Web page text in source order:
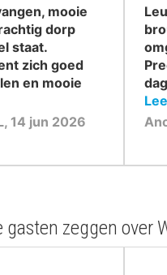
mooie
dorp
staat.
zich goed
en mooie
14 jun 2026
gasten zeggen over